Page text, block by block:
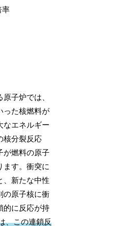
子炉では、
った核燃料が
なエネルギー
核分裂反応
が燃料の原子
ます。衝突に
、新たな中性
の原子核に衝
的に反応が持
、この連鎖反